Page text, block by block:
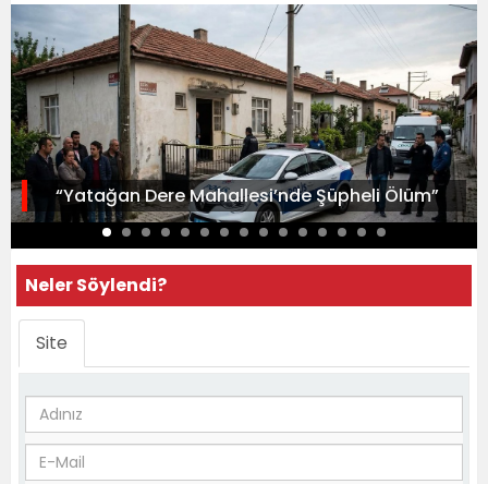
“Yatağan Dere Mahallesi’nde Şüpheli Ölüm”
Neler Söylendi?
Site